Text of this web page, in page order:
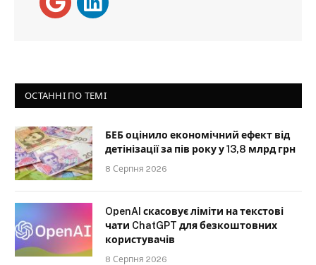
ОСТАННІ ПО ТЕМІ
БЕБ оцінило економічний ефект від
детінізації за пів року у 13,8 млрд грн
8 Серпня 2026
OpenAI скасовує ліміти на текстові
чати ChatGPT для безкоштовних
користувачів
8 Серпня 2026